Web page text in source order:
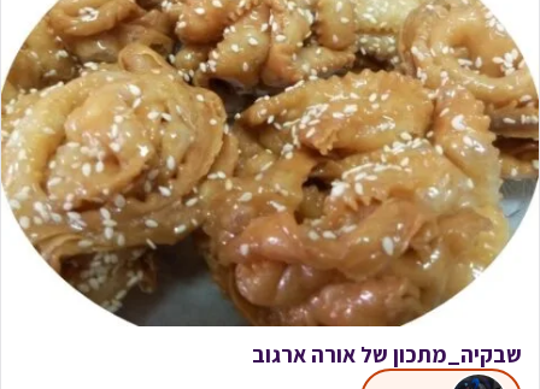
שבקיה_מתכון של אורה ארגוב